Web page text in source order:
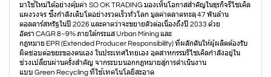
มาใช้ใหม่ได้อย่างคุ้มค่า SO OK TRADING มองเห็นโอกาสสำคัญในธุรกิจรีไซเคิล
แผงวงจร ซึ่งกำลังเติบโตอย่างรวดเร็วทั่วโลก มูลค่าตลาดทะลุ 47 พันล้าน
ดอลลาร์สหรัฐในปี 2026 และคาดว่าจะขยายตัวต่อเนื่องถึงปี 2033 ด้วย
อัตรา CAGR 8–9% ภายใต้กระแส Urban Mining และ
กฎหมาย EPR (Extended Producer Responsibility) ที่ผลักดันให้ผู้ผลิตต้องรับ
ผิดชอบต่อขยะของตนเอง ในประเทศไทยเอง อุตสาหกรรมรีไซเคิลกำลังอยู่ใน
ช่วงเปลี่ยนผ่านครั้งสำคัญ จากระบบนอกกฎหมายสู่การดำเนินงาน
แบบ Green Recycling ที่ใช้เทคโนโลยีสะอาด